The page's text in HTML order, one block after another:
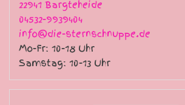
22941 Bargteheide
04532-9939404
info@die-sternschnuppe.de
Mo-Fr: 10-18 Uhr
Samstag: 10-13 Uhr